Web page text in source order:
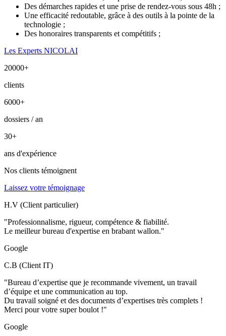
Des démarches rapides et une prise de rendez-vous sous 48h ;
Une efficacité redoutable, grâce à des outils à la pointe de la
technologie ;
Des honoraires transparents et compétitifs ;
Les Experts NICOLAI
20000+
clients
6000+
dossiers / an
30+
ans d'expérience
Nos clients témoignent
Laissez votre témoignage
H.V (Client particulier)
"Professionnalisme, rigueur, compétence & fiabilité.
Le meilleur bureau d'expertise en brabant wallon."
Google
C.B (Client IT)
"Bureau d’expertise que je recommande vivement, un travail
d’équipe et une communication au top.
Du travail soigné et des documents d’expertises très complets !
Merci pour votre super boulot !"
Google